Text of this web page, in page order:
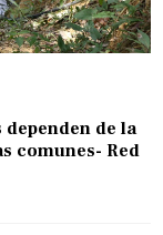
dependen de la
comunes- Red